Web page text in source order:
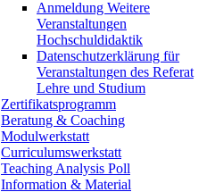
Anmeldung Weitere
Veranstaltungen
Hochschuldidaktik
Datenschutzerklärung für
Veranstaltungen des Referat
Lehre und Studium
Zertifikatsprogramm
Beratung & Coaching
Modulwerkstatt
Curriculumswerkstatt
Teaching Analysis Poll
Information & Material